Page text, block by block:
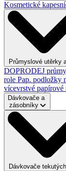
Kosmetické
Průmyslové utěrky
DOPRODEJ
role Pap. podložky
vícevrstvé papírové
Dávkovače a
zásobníky
Dávkovače